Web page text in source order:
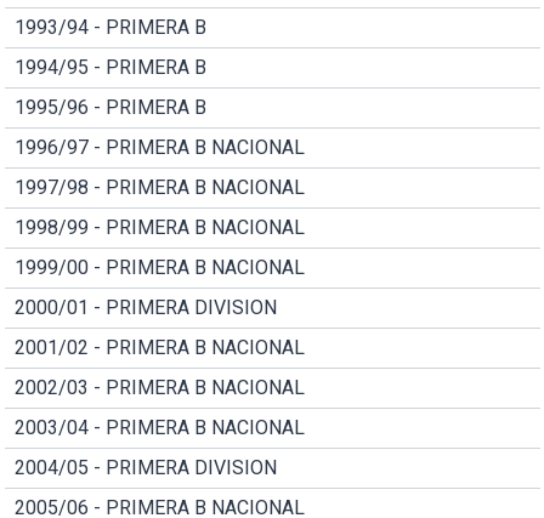
1993/94 - PRIMERA B
1994/95 - PRIMERA B
1995/96 - PRIMERA B
1996/97 - PRIMERA B NACIONAL
1997/98 - PRIMERA B NACIONAL
1998/99 - PRIMERA B NACIONAL
1999/00 - PRIMERA B NACIONAL
2000/01 - PRIMERA DIVISION
2001/02 - PRIMERA B NACIONAL
2002/03 - PRIMERA B NACIONAL
2003/04 - PRIMERA B NACIONAL
2004/05 - PRIMERA DIVISION
2005/06 - PRIMERA B NACIONAL